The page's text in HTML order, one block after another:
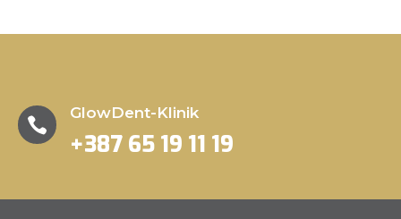

GlowDent-Klinik
+387 65 19 11 19